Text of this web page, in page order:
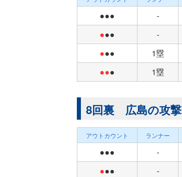
●●● -
●●● -
●●● 1塁
●●● 1塁
8回裏 広島の攻撃
アウトカウント ランナー
●●● -
●●● -